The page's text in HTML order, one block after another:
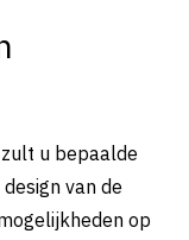
u bepaalde
van de
op